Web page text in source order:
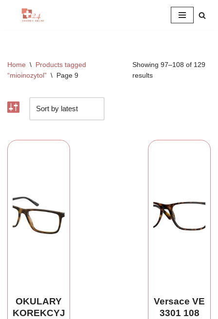
Home \ Products tagged
“mioinozytol” \ Page 9
Showing 97–108 of 129
results
OKULARY
KOREKCYJNE
Versace VE
3301 108